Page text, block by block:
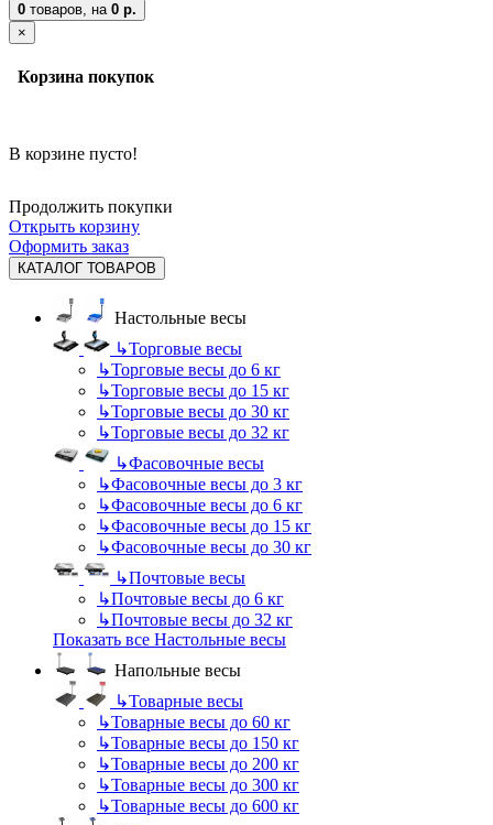
0 товаров, на 0 р.
×
Корзина покупок
В корзине пусто!
Продолжить покупки
Открыть корзину
Оформить заказ
КАТАЛОГ ТОВАРОВ
Настольные весы
↳Торговые весы
↳Торговые весы до 6 кг
↳Торговые весы до 15 кг
↳Торговые весы до 30 кг
↳Торговые весы до 32 кг
↳Фасовочные весы
↳Фасовочные весы до 3 кг
↳Фасовочные весы до 6 кг
↳Фасовочные весы до 15 кг
↳Фасовочные весы до 30 кг
↳Почтовые весы
↳Почтовые весы до 6 кг
↳Почтовые весы до 32 кг
Показать все Настольные весы
Напольные весы
↳Товарные весы
↳Товарные весы до 60 кг
↳Товарные весы до 150 кг
↳Товарные весы до 200 кг
↳Товарные весы до 300 кг
↳Товарные весы до 600 кг